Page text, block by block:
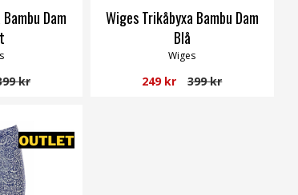
Dam
kr
Wiges Trikåbyxa Bambu Dam
Blå
Wiges
249 kr 399 kr